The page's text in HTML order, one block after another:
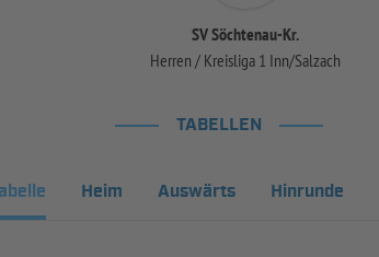
SV Söchtenau-Kr.
Herren / Kreisliga 1 Inn/Salzach
TABELLEN
Heim Auswärts Hinrunde